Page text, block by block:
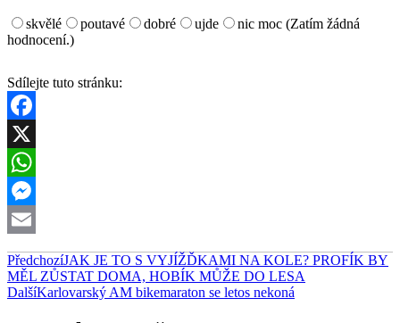
skvělé poutavé dobré ujde nic moc (Zatím žádná
hodnocení.)
Sdílejte tuto stránku:
Facebook
X
WhatsApp
Messenger
PředchozíJAK JE TO S VYJÍŽĎKAMI NA KOLE? PROFÍK BY
MĚL ZŮSTAT DOMA, HOBÍK MŮŽE DO LESA
DalšíKarlovarský AM bikemaraton se letos nekoná